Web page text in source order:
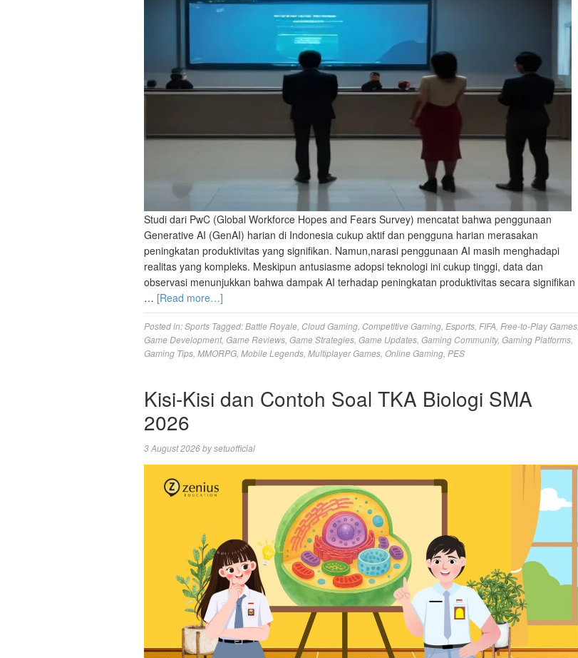
Studi dari PwC (Global Workforce Hopes and Fears Survey) mencatat bahwa penggunaan
Generative AI (GenAI) harian di Indonesia cukup aktif dan pengguna harian merasakan
peningkatan produktivitas yang signifikan. Namun,narasi penggunaan AI masih menghadapi
realitas yang kompleks. Meskipun antusiasme adopsi teknologi ini cukup tinggi, data dan
observasi menunjukkan bahwa dampak AI terhadap peningkatan produktivitas secara signifikan
… [Read more…]
Posted in:Sports Tagged:Battle Royale Cloud Gaming Competitive Gaming Esports FIFA Free-to-Play Games
Game Development, Game Reviews Game Strategies Game Updates Gaming Community, Gaming Platforms
Gaming Tips MMORPG Mobile Legends Multiplayer Games Online Gaming PES
Kisi-Kisi dan Contoh Soal TKA Biologi SMA
2026
3 August 2026bysetuofficial